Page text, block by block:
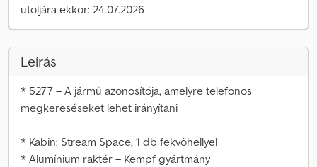
utoljára ekkor: 24.07.2026
Leírás
* 5277 – A jármű azonosítója, amelyre telefonos
megkereséseket lehet irányítani
* Kabin: Stream Space, 1 db fekvőhellyel
* Alumínium raktér – Kempf gyártmány